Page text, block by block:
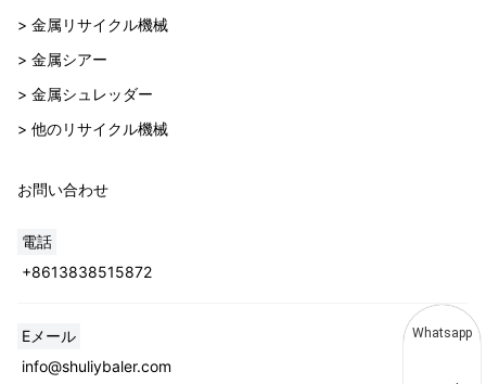
> 金属リサイクル機械
> 金属シアー
> 金属シュレッダー
> 他のリサイクル機械
お問い合わせ
電話
+8613838515872
Eメール
info@shuliybaler.com
Whatsapp